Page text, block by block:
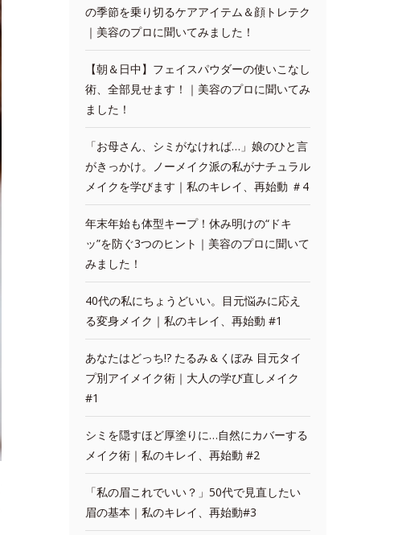
の季節を乗り切るケアアイテム＆顔トレテク
｜美容のプロに聞いてみました！
【朝＆日中】フェイスパウダーの使いこなし
術、全部見せます！｜美容のプロに聞いてみ
ました！
「お母さん、シミがなければ…」娘のひと言
がきっかけ。ノーメイク派の私がナチュラル
メイクを学びます｜私のキレイ、再始動 ＃4
年末年始も体型キープ！休み明けの“ドキ
ッ”を防ぐ3つのヒント｜美容のプロに聞いて
みました！
40代の私にちょうどいい。目元悩みに応え
る変身メイク｜私のキレイ、再始動 #1
あなたはどっち!? たるみ＆くぼみ 目元タイ
プ別アイメイク術｜大人の学び直しメイク
#1
シミを隠すほど厚塗りに…自然にカバーする
メイク術｜私のキレイ、再始動 #2
「私の眉これでいい？」50代で見直したい
眉の基本｜私のキレイ、再始動#3